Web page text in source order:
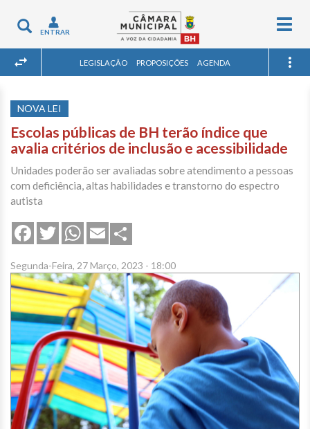
Toggle
navigation
ENTRAR
LEGISLAÇÃO PROPOSIÇÕES AGENDA
NOVA LEI
Escolas públicas de BH terão índice que
avalia critérios de inclusão e acessibilidade
Unidades poderão ser avaliadas sobre atendimento a pessoas
com deficiência, altas habilidades e transtorno do espectro
autista
FacebookTwitterWhatsApp
Email
Segunda-Feira, 27 Março, 2023 - 18:00